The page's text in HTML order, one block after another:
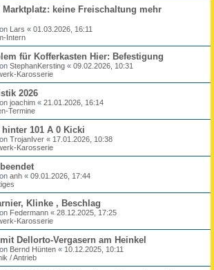
keine Freischaltung mehr
Lars « 01.03.2026, 16:11
Intern
für Kofferkasten Hier: Befestigung
StephanKersting « 09.02.2026, 10:31
Karosserie
2026
joachim « 21.01.2026, 16:14
Termine
101 A 0 Kicki
TrojanIver « 17.01.2026, 10:38
Karosserie
anh « 09.01.2026, 17:44
Klinke , Beschlag
Federmann « 28.12.2025, 17:25
Karosserie
Dellorto-Vergasern am Heinkel
Bernd Hünten « 10.12.2025, 10:11
/ Antrieb